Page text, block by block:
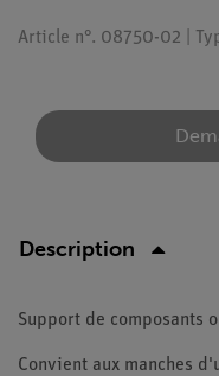
Article n°. 08750-02 |
Description
Support de composants
Convient aux manches